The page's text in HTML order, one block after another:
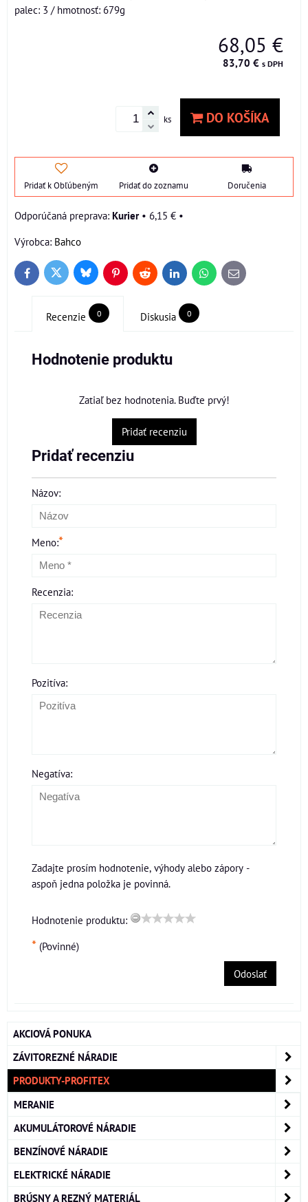
palec: 3 / hmotnosť: 679g
68,05 €
83,70 € s DPH
ks DO KOŠÍKA
Pridať k Obľúbeným Pridať do zoznamu Doručenia
Kurier• 6,15 € •
Výrobca: Bahco
FacebookTwitter BlueskyPinterestReddit LinkedInWhatsApp
E-
mail
Recenzie 0 Diskusia 0
Hodnotenie produktu
Zatiaľ bez hodnotenia. Buďte prvý!
Pridať recenziu
Pridať recenziu
Názov:
Meno:*
Recenzia:
Pozitíva:
Negatíva:
Zadajte prosím hodnotenie, výhody alebo zápory -
aspoň jedna položka je povinná.
Hodnotenie produktu:
* (Povinné)
Odoslať
AKCIOVÁ PONUKA
ZÁVITOREZNÉ NÁRADIE
PRODUKTY-PROFITEX
MERANIE
AKUMULÁTOROVÉ NÁRADIE
BENZÍNOVÉ NÁRADIE
ELEKTRICKÉ NÁRADIE
BRÚSNY A REZNÝ MATERIÁL